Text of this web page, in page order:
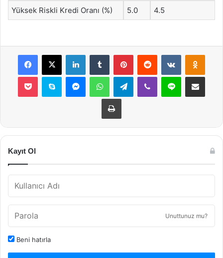
Yüksek Riskli Kredi Oranı (%) 5.0 4.5
Facebook
X LinkedInTumblr PinterestReddit VKontakte
Pocket Skype MessengerWhatsAppTelegramViber Line E-Posta ile
Yazdır
Kayıt Ol
Unuttunuz mu?
Beni hatırla